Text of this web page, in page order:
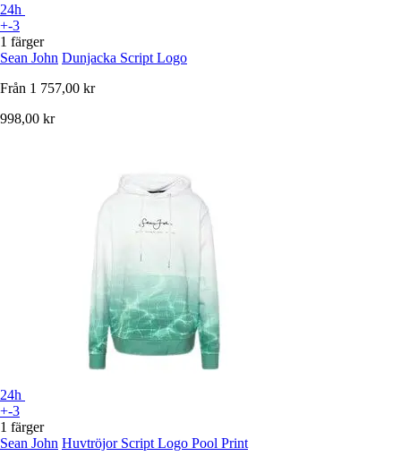
24h
+-3
1 färger
Sean John Dunjacka Script Logo
Från 1 757,00 kr
998,00 kr
24h
+-3
1 färger
Sean John Huvtröjor Script Logo Pool Print